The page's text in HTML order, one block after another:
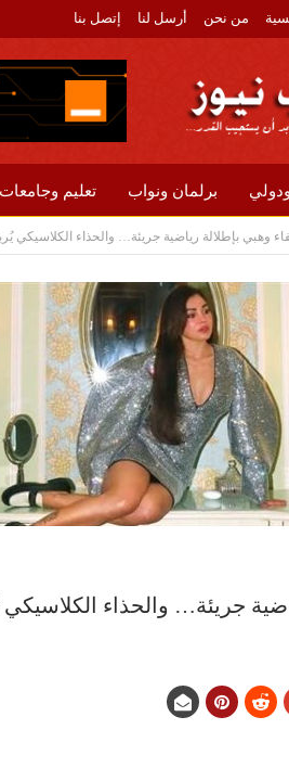
من نحن أرسل لنا إتصل بنا
برلمان ونواب تعليم وجامعات
وهبي بإطلالة رياضية جريئة… والحذاء الكلاسيكي
جريئة… والحذاء الكلاسيكي